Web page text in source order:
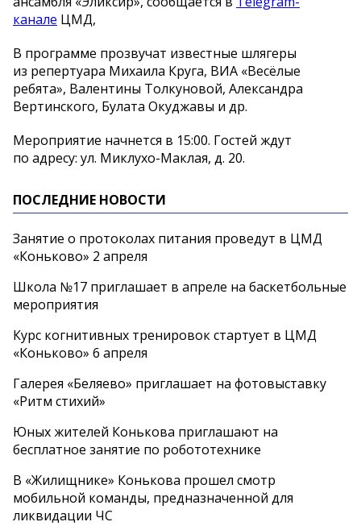
канале ЦМД,
В программе прозвучат известные шлягеры
из репертуара Михаила Круга, ВИА «Весёлые
ребята», Валентины Толкуновой, Александра
Вертинского, Булата Окуджавы и др.
Мероприятие начнется в 15:00. Гостей ждут
по адресу: ул. Миклухо-Маклая, д. 20.
ПОСЛЕДНИЕ НОВОСТИ
Занятие о протоколах питания проведут в ЦМД
«Коньково» 2 апреля
Школа №17 приглашает в апреле на баскетбольные
мероприятия
Курс когнитивных тренировок стартует в ЦМД
«Коньково» 6 апреля
Галерея «Беляево» приглашает на фотовыставку
«Ритм стихий»
Юных жителей Конькова приглашают на
бесплатное занятие по робототехнике
В «Жилищнике» Конькова прошел смотр
мобильной команды, предназначенной для
ликвидации ЧС